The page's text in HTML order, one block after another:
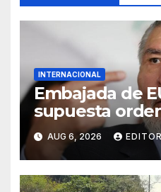
INTERNACIONAL
Embajada de
supuesta
aprehensión
Augusto
AUG 6, 2026